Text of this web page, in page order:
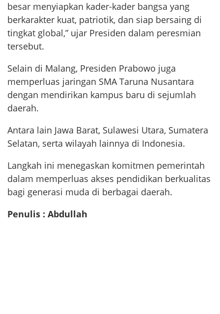
besar menyiapkan kader-kader bangsa yang
berkarakter kuat, patriotik, dan siap bersaing di
tingkat global,” ujar Presiden dalam peresmian
tersebut.
Selain di Malang, Presiden Prabowo juga
memperluas jaringan SMA Taruna Nusantara
dengan mendirikan kampus baru di sejumlah
daerah.
Antara lain Jawa Barat, Sulawesi Utara, Sumatera
Selatan, serta wilayah lainnya di Indonesia.
Langkah ini menegaskan komitmen pemerintah
dalam memperluas akses pendidikan berkualitas
bagi generasi muda di berbagai daerah.
Penulis : Abdullah